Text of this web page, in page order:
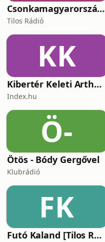
Csonkamagyarország [Tilos Rádió podcast]
Tilos Rádió
KK
Kibertér Keleti Arthurral
Index.hu
Ö-
Ötös - Bódy Gergővel
Klubrádió
FK
Futó Kaland [Tilos Rádió podcast]